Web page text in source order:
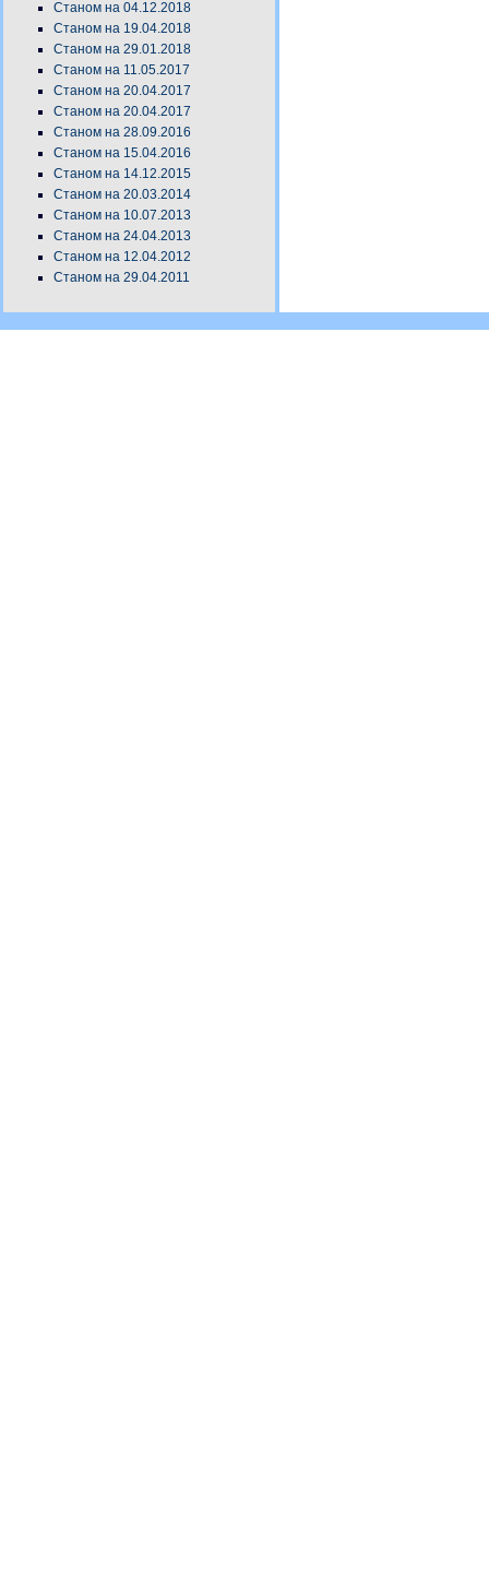
Станом на 04.12.2018
Станом на 19.04.2018
Станом на 29.01.2018
Станом на 11.05.2017
Станом на 20.04.2017
Станом на 20.04.2017
Станом на 28.09.2016
Станом на 15.04.2016
Станом на 14.12.2015
Станом на 20.03.2014
Станом на 10.07.2013
Станом на 24.04.2013
Станом на 12.04.2012
Станом на 29.04.2011